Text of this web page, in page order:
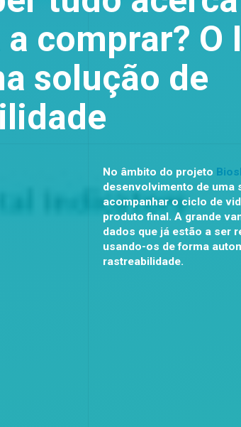
comprar? O
solução de
No âmbito do projeto
desenvolvimento de uma
acompanhar o ciclo de
produto final. A grande
dados que já estão a ser
usando-os de forma
rastreabilidade.